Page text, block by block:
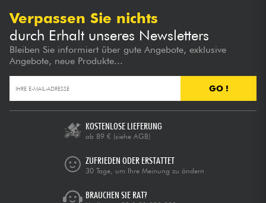
Verpassen Sie nichts
durch Erhalt unseres Newsletters
Bleiben Sie informiert über gute Angebote, exklusive
Angebote, neue Produkte...
GO !
KOSTENLOSE LIEFERUNG
ab 89 € (siehe AGB)
ZUFRIEDEN ODER ERSTATTET
30 Tage, um Ihre Meinung zu ändern
BRAUCHEN SIE RAT?